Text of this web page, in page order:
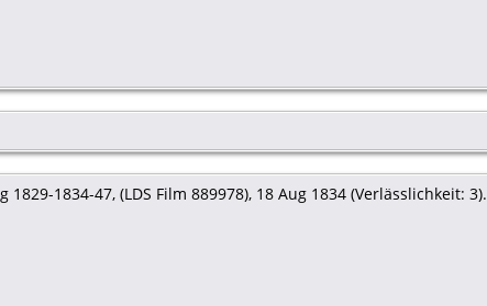
1834-47, (LDS Film 889978), 18 Aug 1834 (Verlässlichkeit: 3).